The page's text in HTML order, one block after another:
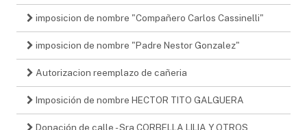
imposicion de nombre "Compañero Carlos Cassinelli"
imposicion de nombre "Padre Nestor Gonzalez"
Autorizacion reemplazo de cañeria
Imposición de nombre HECTOR TITO GALGUERA
Donación de calle - Sra CORBELLA LILIA Y OTROS